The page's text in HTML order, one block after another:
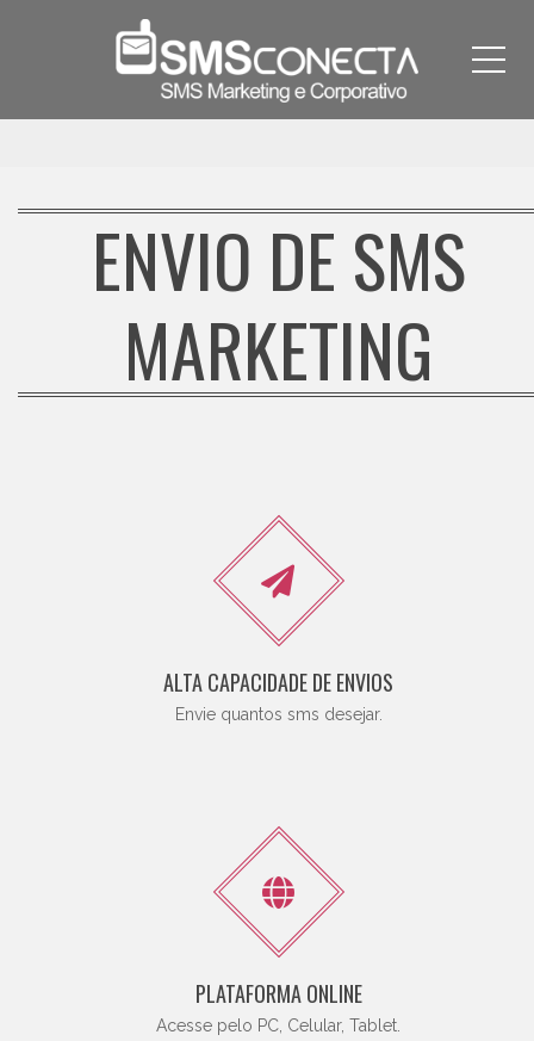
ENVIO DE SMS
MARKETING
ALTA CAPACIDADE DE ENVIOS
Envie quantos sms desejar.
PLATAFORMA ONLINE
Acesse pelo PC, Celular, Tablet.